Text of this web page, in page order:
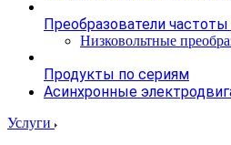
Преобразователи частоты
Низковольтные
Продукты по сериям
Асинхронные
Услуги